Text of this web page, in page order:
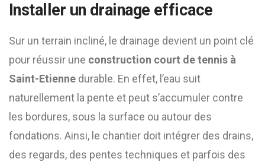
Installer un drainage efficace
Sur un terrain incliné, le drainage devient un point clé
pour réussir une construction court de tennis à
Saint-Etienne durable. En effet, l’eau suit
naturellement la pente et peut s’accumuler contre
les bordures, sous la surface ou autour des
fondations. Ainsi, le chantier doit intégrer des drains,
des regards, des pentes techniques et parfois des